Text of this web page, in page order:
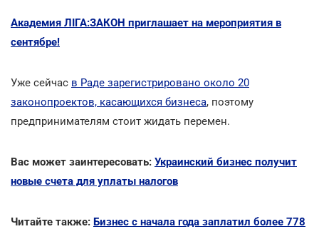
Академия ЛІГА:ЗАКОН приглашает на мероприятия в
сентябре!
Уже сейчас в Раде зарегистрировано около 20
законопроектов, касающихся бизнеса, поэтому
предпринимателям стоит жидать перемен.
Вас может заинтересовать: Украинский бизнес получит
новые счета для уплаты налогов
Читайте также: Бизнес с начала года заплатил более 778